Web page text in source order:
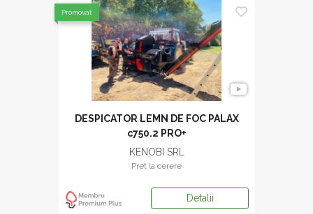
DESPICATOR LEMN DE FOC PALAX
c750.2 PRO+
KENOBI SRL
Pret la cerere
Detalii
Promovat